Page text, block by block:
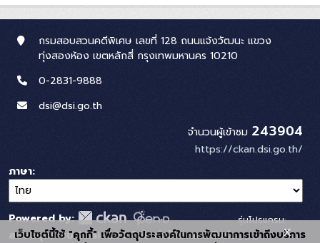
กรมสอบสวนคดีพิเศษ เลขที่ 128 ถนนแจ้งวัฒนะ แขวง
ทุ่งสองห้อง เขตหลักสี่ กรุงเทพมหานคร 10210
0-2831-9888
dsi@dsi.go.th
จำนวนผู้เข้าชม 243904
https://ckan.dsi.go.th/
ภาษา
Powered by:
สนับสนุนระบบ Thai-GDC โดย สำนักงานสถิติแห่ง
รุ่นโปรแกรม:
3.0.0
เว็บไซต์นี้ใช้ "คุกกี้" เพื่อวัตถุประสงค์ในการพัฒนาการเข้าถึงบริการ
x